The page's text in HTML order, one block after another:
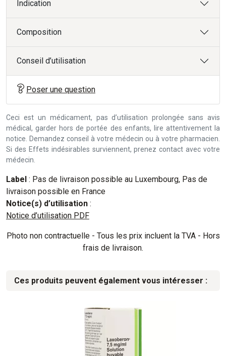
Indication
Composition
Conseil d’utilisation
Poser une question
Ceci est un médicament, pas d’utilisation prolongée sans avis
médical, garder hors de portée des enfants, lire attentivement la
notice. Demandez conseil à votre médecin ou à votre pharmacien.
Si des Effets indésirables surviennent, prenez contact avec votre
médecin.
Label : Pas de livraison possible au Luxembourg, Pas de
livraison possible en France
Notice(s) d’utilisation :
Notice d’utilisation PDF
Photo non contractuelle - Tous les prix incluent la TVA - Hors
frais de livraison.
Ces produits peuvent également vous intéresser :